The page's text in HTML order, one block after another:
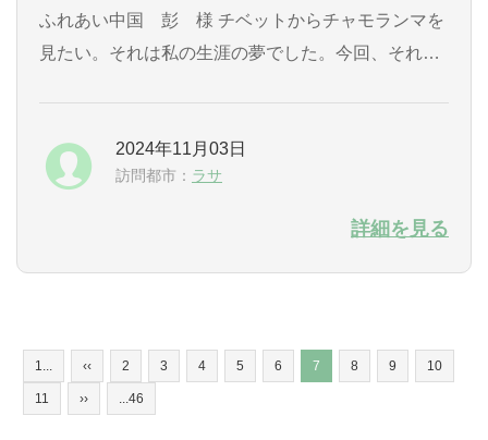
ふれあい中国 彭 様 チベットからチャモランマを
見たい。それは私の生涯の夢でした。今回、それが
また、現地ではガイドのダージェさん、運転手の方
にとても良くしていただいきました。おかげで終生
忘れ難い体験ができました。また機会があったら、
2024年11月03日
訪問都市： ラサ
詳細を見る
1... ‹‹ 2 3 4 5 6 7 8 9 10
11 ›› ...46